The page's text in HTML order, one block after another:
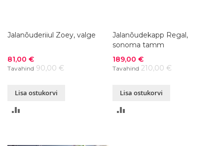
Jalanõuderiiul Zoey, valge
Soodushind
81,00 €
Tavahind 90,00 €
Lisa ostukorvi
Jalanõudekapp Regal,
sonoma tamm
Soodushind
189,00 €
Tavahind 210,00 €
Lisa ostukorvi